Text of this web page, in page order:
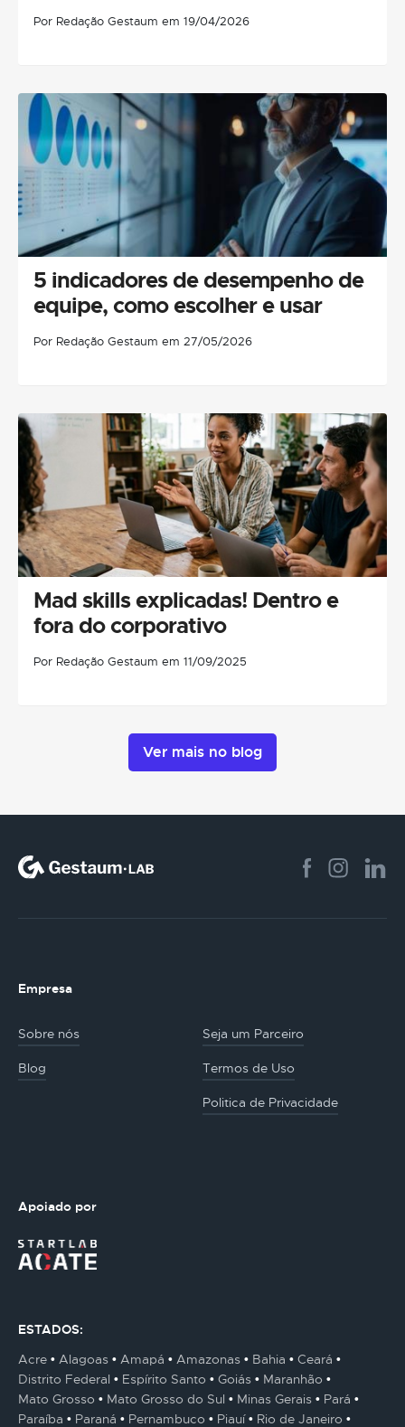
Por Redação Gestaum em 19/04/2026
5 indicadores de desempenho de
equipe, como escolher e usar
Por Redação Gestaum em 27/05/2026
Mad skills explicadas! Dentro e
fora do corporativo
Por Redação Gestaum em 11/09/2025
Ver mais no blog
Empresa
Sobre nós Seja um Parceiro
Blog Termos de Uso
Politica de Privacidade
Apoiado por
ESTADOS:
Acre
Alagoas Amapá Amazonas Bahia
Ceará
Distrito Federal
Espírito Santo Goiás
Maranhão
Mato Grosso
Mato Grosso do Sul Minas Gerais
Pará
Paraíba
Paraná Pernambuco Piauí Rio de Janeiro